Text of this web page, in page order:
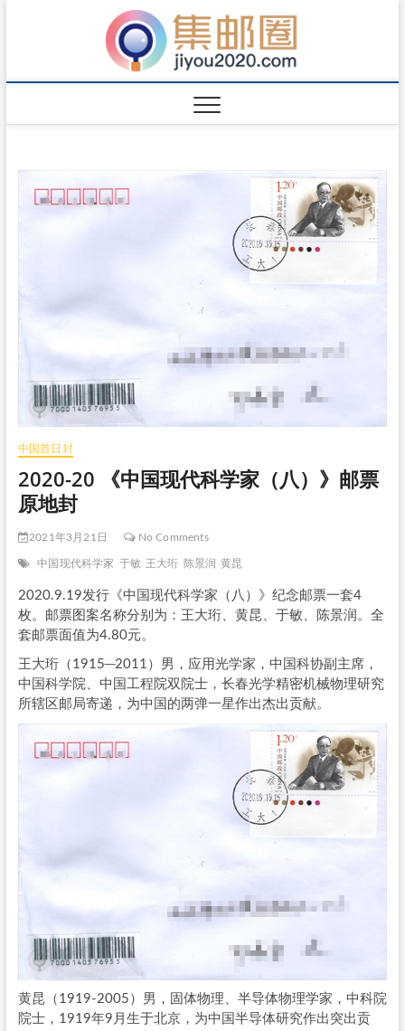
中国首日封
2020-20 《中国现代科学家（八）》邮票
原地封
2021年3月21日 No Comments
中国现代科学家 于敏 王大珩 陈景润 黄昆
2020.9.19发行《中国现代科学家（八）》纪念邮票一套4
枚。邮票图案名称分别为：王大珩、黄昆、于敏、陈景润。全
套邮票面值为4.80元。
王大珩（1915─2011）男，应用光学家，中国科协副主席，
中国科学院、中国工程院双院士，长春光学精密机械物理研究
所辖区邮局寄递，为中国的两弹一星作出杰出贡献。
黄昆（1919-2005）男，固体物理、半导体物理学家，中科院
院士，1919年9月生于北京，为中国半导体研究作出突出贡